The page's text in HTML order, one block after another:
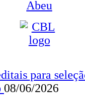
para
08/06/2026